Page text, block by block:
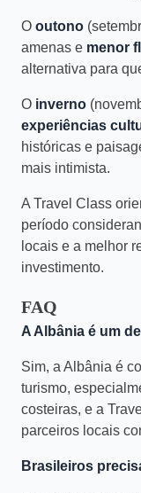
O outono
amenas e menor
alternativa para
O inverno
experiências
históricas e
mais intimista.
A Travel Class
período
locais e a melhor
investimento.
FAQ
A Albânia é um
Sim, a Albânia é
turismo,
costeiras, e a
parceiros locais
Brasileiros